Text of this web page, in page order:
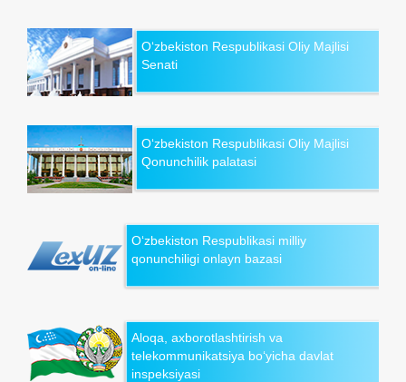
O‘zbekiston Respublikasi Oliy Majlisi
Senati
O‘zbekiston Respublikasi Oliy Majlisi
Qonunchilik palatasi
O‘zbekiston Respublikasi milliy
qonunchiligi onlayn bazasi
Aloqa, axborotlashtirish va
telekommunikatsiya bo‘yicha davlat
inspeksiyasi